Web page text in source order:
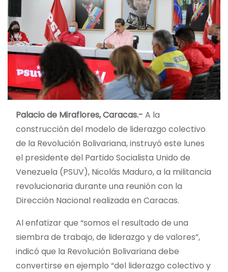
Palacio de Miraflores, Caracas.- A la
construcción del modelo de liderazgo colectivo
de la Revolución Bolivariana, instruyó este lunes
el presidente del Partido Socialista Unido de
Venezuela (PSUV), Nicolás Maduro, a la militancia
revolucionaria durante una reunión con la
Dirección Nacional realizada en Caracas.
Al enfatizar que “somos el resultado de una
siembra de trabajo, de liderazgo y de valores”,
indicó que la Revolución Bolivariana debe
convertirse en ejemplo “del liderazgo colectivo y